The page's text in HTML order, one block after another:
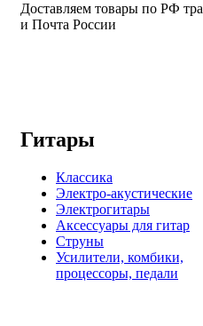
Доставляем товары по РФ
и Почта России
Гитары
Классика
Электро-акустические
Электрогитары
Аксессуары для гитар
Струны
Усилители, комбики,
процессоры, педали